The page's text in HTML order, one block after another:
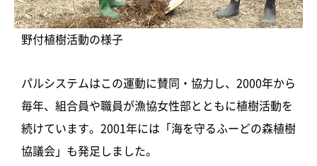
野付植樹活動の様子
パルシステムはこの運動に賛同・協力し、2000年から
毎年、組合員や職員が漁協女性部とともに植樹活動を
続けています。2001年には「海を守るふーどの森植樹
協議会」も発足しました。